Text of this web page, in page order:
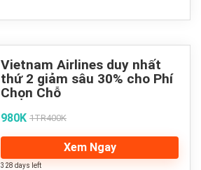
Vietnam Airlines duy nhất
thứ 2 giảm sâu 30% cho Phí
Chọn Chỗ
980K 1TR400K
Xem Ngay
328 days left